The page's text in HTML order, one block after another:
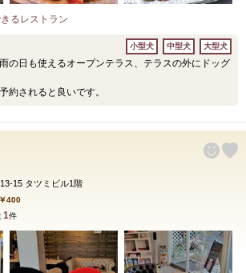
るレストラン
の日も使えるオープンテラス、テラスの外にドッグ
約されると良いです。
小型犬 中型犬 大型犬
15 タツミビル1階
400
1件